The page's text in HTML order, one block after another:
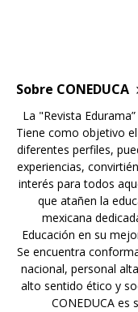
Sobre CONEDUCA
La "Revista
Tiene como objetivo
diferentes perfiles,
experiencias,
interés para todos
que atañen la
mexicana
Educación en su
Se encuentra
nacional, personal
alto sentido ético y
CONEDUCA es